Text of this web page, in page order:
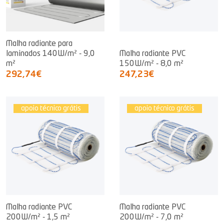
Malha radiante para
laminados 140W/m² - 9,0
m²
292,74€
Malha radiante PVC
150W/m² - 8,0 m²
247,23€
apoio técnico grátis
Malha radiante PVC
200W/m² - 1,5 m²
apoio técnico grátis
Malha radiante PVC
200W/m² - 7,0 m²